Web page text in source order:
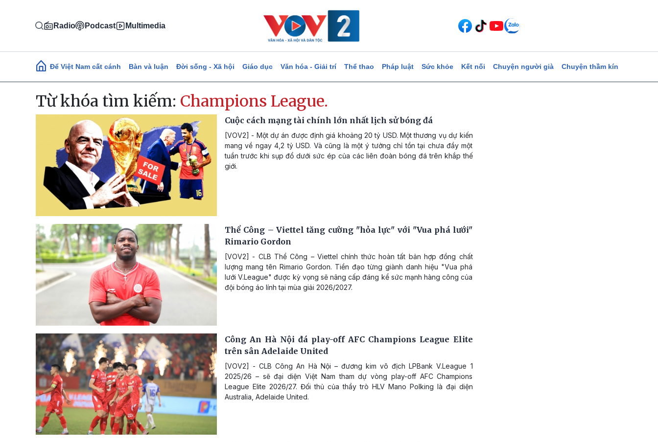
Radio Podcast Multimedia
Main navigation
Để Việt Nam cất cánh Bàn và luận Đời sống - Xã hội Giáo dục Văn hóa - Giải trí Thể thao Pháp luật Sức khỏe Kết nối Chuyện người già Chuyện thầm kín
Từ khóa tìm kiếm: Champions League.
Cuộc cách mạng tài chính lớn nhất lịch sử bóng đá
[VOV2] - Một dự án được định giá khoảng 20 tỷ USD. Một thương vụ dự kiến
mang về ngay 4,2 tỷ USD. Và cũng là một ý tưởng chỉ tồn tại chưa đầy một
tuần trước khi sụp đổ dưới sức ép của các liên đoàn bóng đá trên khắp thế
giới.
Thể Công – Viettel tăng cường "hỏa lực" với "Vua phá lưới"
Rimario Gordon
[VOV2] - CLB Thể Công – Viettel chính thức hoàn tất bản hợp đồng chất
lượng mang tên Rimario Gordon. Tiền đạo từng giành danh hiệu "Vua phá
lưới V.League" được kỳ vọng sẽ nâng cấp đáng kể sức mạnh hàng công của
đội bóng áo lính tại mùa giải 2026/2027.
Công An Hà Nội đá play-off AFC Champions League Elite
trên sân Adelaide United
[VOV2] - CLB Công An Hà Nội – đương kim vô địch LPBank V.League 1
2025/26 – sẽ đại diện Việt Nam tham dự vòng play-off AFC Champions
League Elite 2026/27. Đối thủ của thầy trò HLV Mano Polking là đại diện
Australia, Adelaide United.